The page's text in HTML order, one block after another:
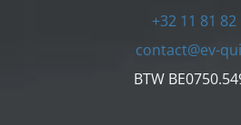
+32 11 81 82
contact@ev-
BTW